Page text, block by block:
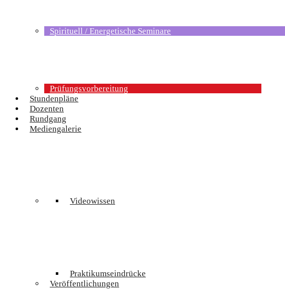
Spirituell / Energetische Seminare
Prüfungsvorbereitung
Stundenpläne
Dozenten
Rundgang
Mediengalerie
Videowissen
Praktikumseindrücke
Veröffentlichungen